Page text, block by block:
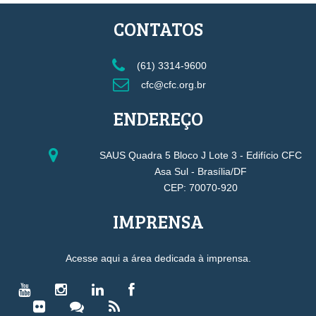
CONTATOS
(61) 3314-9600
cfc@cfc.org.br
ENDEREÇO
SAUS Quadra 5 Bloco J Lote 3 - Edifício CFC
Asa Sul - Brasília/DF
CEP: 70070-920
IMPRENSA
Acesse aqui a área dedicada à imprensa.